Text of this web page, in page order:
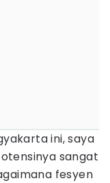
ini, saya
sangat
fesyen